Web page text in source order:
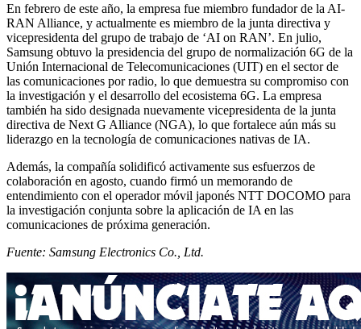
En febrero de este año, la empresa fue miembro fundador de la AI-
RAN Alliance, y actualmente es miembro de la junta directiva y
vicepresidenta del grupo de trabajo de ‘AI on RAN’. En julio,
Samsung obtuvo la presidencia del grupo de normalización 6G de la
Unión Internacional de Telecomunicaciones (UIT) en el sector de
las comunicaciones por radio, lo que demuestra su compromiso con
la investigación y el desarrollo del ecosistema 6G. La empresa
también ha sido designada nuevamente vicepresidenta de la junta
directiva de Next G Alliance (NGA), lo que fortalece aún más su
liderazgo en la tecnología de comunicaciones nativas de IA.
Además, la compañía solidificó activamente sus esfuerzos de
colaboración en agosto, cuando firmó un memorando de
entendimiento con el operador móvil japonés NTT DOCOMO para
la investigación conjunta sobre la aplicación de IA en las
comunicaciones de próxima generación.
Fuente: Samsung Electronics Co., Ltd.